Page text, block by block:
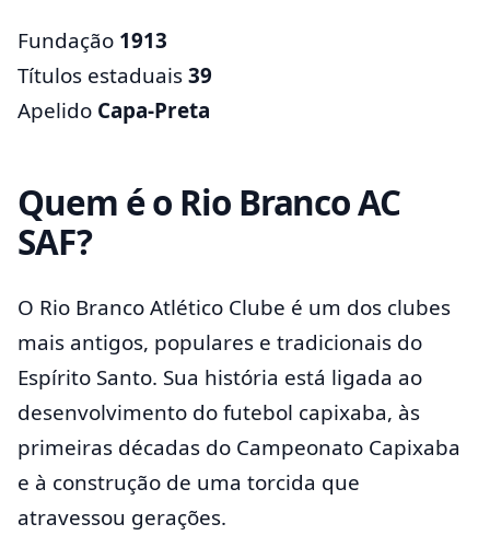
Fundação 1913
Títulos estaduais39
Apelido Capa-Preta
Quem é o Rio Branco AC
SAF?
O Rio Branco Atlético Clube é um dos clubes
mais antigos, populares e tradicionais do
Espírito Santo. Sua história está ligada ao
desenvolvimento do futebol capixaba, às
primeiras décadas do Campeonato Capixaba
e à construção de uma torcida que
atravessou gerações.